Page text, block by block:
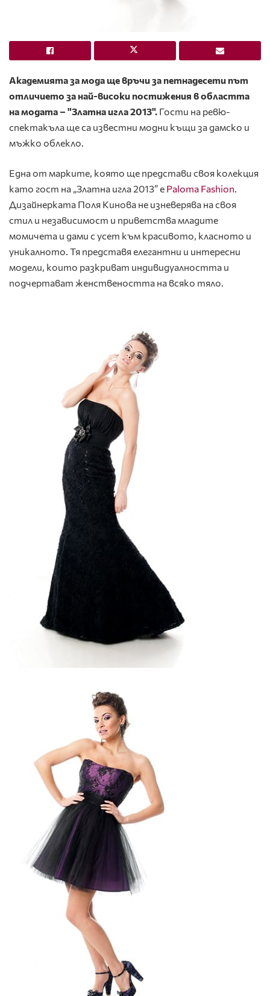
Академията за мода ще връчи за петнадесети път
отличието за най-високи постижения в областта
на модата – "Златна игла 2013". Гости на ревю-
спектакъла ще са известни модни къщи за дамско и
мъжко облекло.
Една от марките, която ще представи своя колекция
като гост на „Златна игла 2013” е Paloma Fashion.
Дизайнерката Поля Кинова не изневерява на своя
стил и независимост и приветства младите
момичета и дами с усет към красивото, класното и
уникалното. Тя представя елегантни и интересни
модели, които разкриват индивидуалността и
подчертават женствеността на всяко тяло.